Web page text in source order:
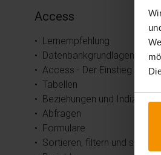
Access
• Lernempfehlung
• Datenbankgrundlagen
• Access - Der Einstieg
• Tabellen
• Beziehungen und Indizes
• Abfragen
• Formulare
• Sortieren, filtern und suchen